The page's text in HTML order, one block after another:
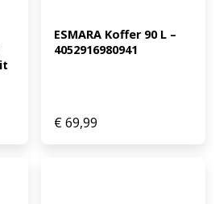
ESMARA Koffer 90 L –
4052916980941
€69,99